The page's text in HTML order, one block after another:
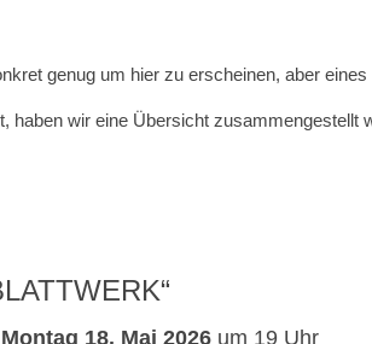
genug um hier zu erscheinen, aber
haben wir eine Übersicht zusammengestellt
18. Mai 2026 um 19 Uhr